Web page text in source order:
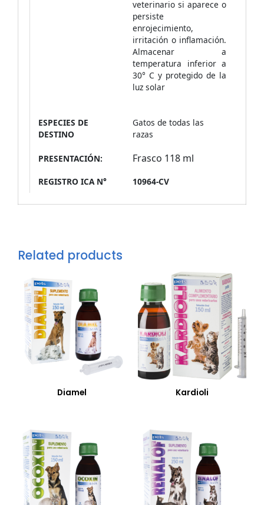
veterinario si aparece o
persiste
enrojecimiento,
irritación o inflamación.
Almacenar a
temperatura inferior a
30° C y protegido de la
luz solar
ESPECIES DE
DESTINO
Gatos de todas las
razas
PRESENTACIÓN: Frasco 118 ml
REGISTRO ICA N° 10964-CV
Related products
Diamel Kardioli